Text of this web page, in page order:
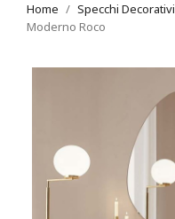
Home Specchi Decorativi
Moderno Roco